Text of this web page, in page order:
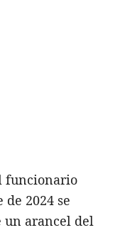
funcionario
2024 se
arancel del